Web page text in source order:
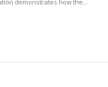
demonstrates how the...